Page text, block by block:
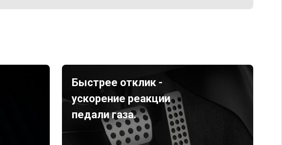
Быстрее отклик -
ускорение реакции
педали газа.